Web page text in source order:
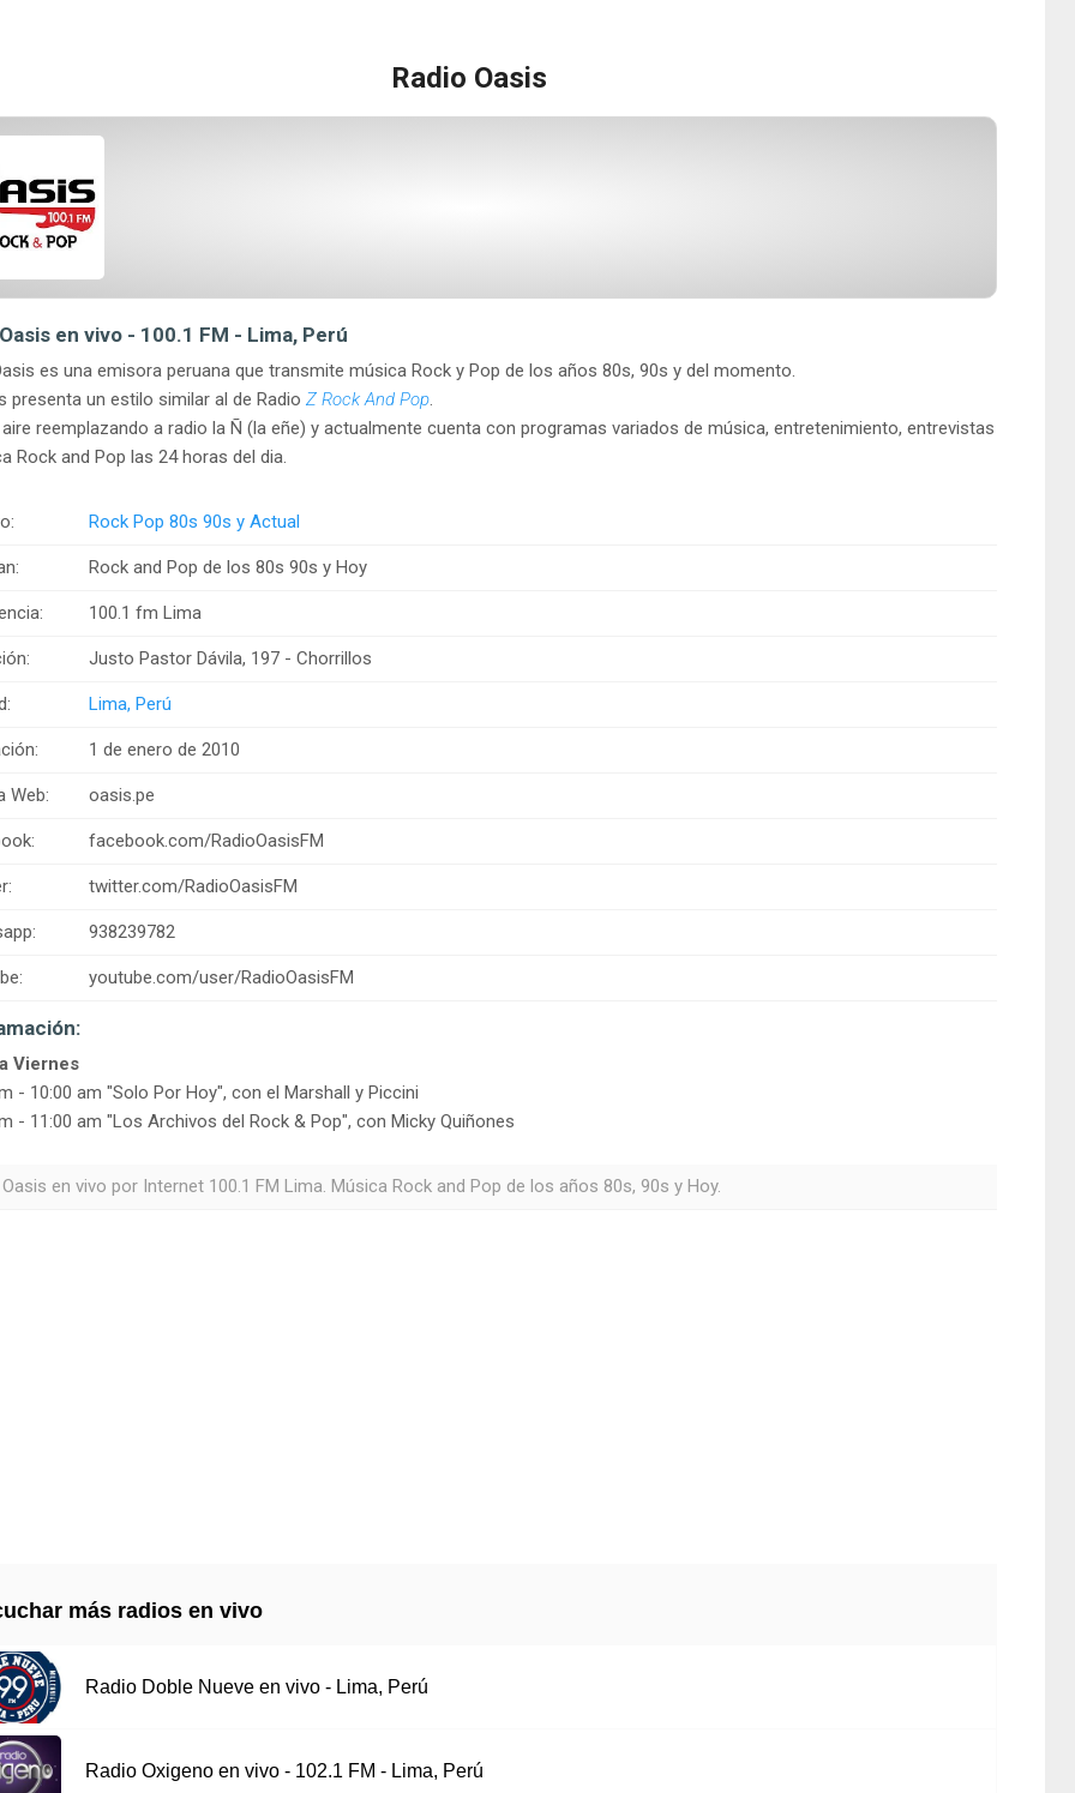
Radio Oasis
en vivo - 100.1 FM - Lima, Perú
es una emisora peruana que transmite música Rock y Pop de los años 80s, 90s y del momento.
presenta un estilo similar al de Radio Z Rock And Pop.
reemplazando a radio la Ñ (la eñe) y actualmente cuenta con programas variados de música, entretenimiento, entrevistas
Rock and Pop las 24 horas del dia.
Rock Pop 80s 90s y Actual
Rock and Pop de los 80s 90s y Hoy
100.1 fm Lima
Justo Pastor Dávila, 197 - Chorrillos
Lima, Perú
1 de enero de 2010
Web: oasis.pe
facebook.com/RadioOasisFM
twitter.com/RadioOasisFM
938239782
youtube.com/user/RadioOasisFM
Viernes
- 10:00 am "Solo Por Hoy", con el Marshall y Piccini
- 11:00 am "Los Archivos del Rock & Pop", con Micky Quiñones
en vivo por Internet 100.1 FM Lima. Música Rock and Pop de los años 80s, 90s y Hoy.
más radios en vivo
Radio Doble Nueve en vivo - Lima, Perú
Radio Oxigeno en vivo - 102.1 FM - Lima, Perú